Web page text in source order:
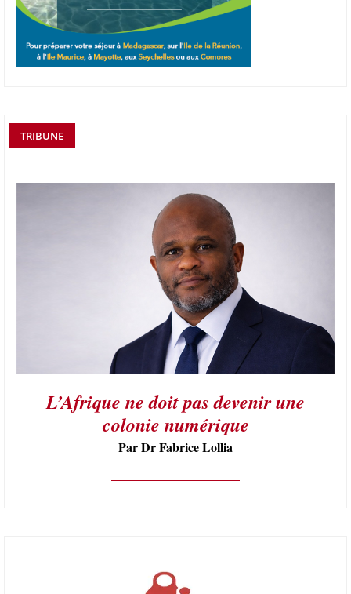
TRIBUNE
L’Afrique ne doit pas devenir une
colonie numérique
Par Dr Fabrice Lollia